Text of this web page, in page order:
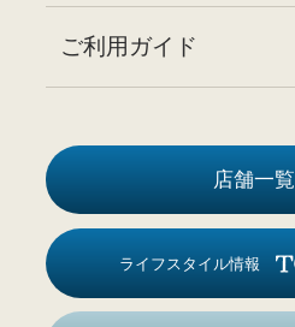
ご利用ガイド
店舗一覧
ライフスタイル情報